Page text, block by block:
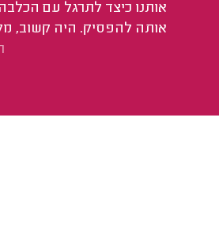
אותנו כיצד לתרגל עם
אותה להפסיק. היה קשוב,